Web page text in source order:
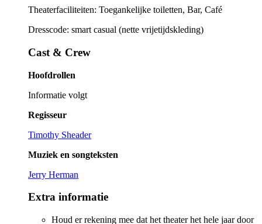
Theaterfaciliteiten: Toegankelijke toiletten, Bar, Café
Dresscode: smart casual (nette vrijetijdskleding)
Cast & Crew
Hoofdrollen
Informatie volgt
Regisseur
Timothy Sheader
Muziek en songteksten
Jerry Herman
Extra informatie
Houd er rekening mee dat het theater het hele jaar door